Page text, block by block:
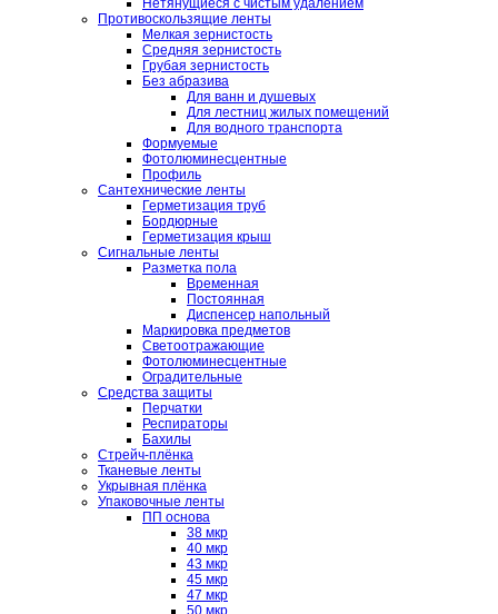
Противоскользящие ленты
Мелкая зернистость
Средняя зернистость
Грубая зернистость
Без абразива
Для ванн и душевых
Для лестниц жилых помещений
Для водного транспорта
Формуемые
Фотолюминесцентные
Профиль
Сантехнические ленты
Герметизация труб
Бордюрные
Герметизация крыш
Сигнальные ленты
Разметка пола
Временная
Постоянная
Диспенсер напольный
Маркировка предметов
Светоотражающие
Фотолюминесцентные
Оградительные
Средства защиты
Перчатки
Респираторы
Бахилы
Стрейч-плёнка
Тканевые ленты
Укрывная плёнка
Упаковочные ленты
ПП основа
38 мкр
40 мкр
43 мкр
45 мкр
47 мкр
50 мкр